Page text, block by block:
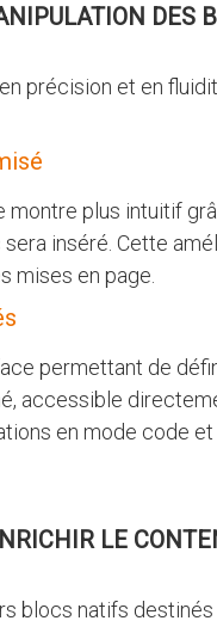
DES
précision et en
plus intuitif
sera inséré. Cette
mises en page.
permettant de
accessible
en mode code
LE
blocs natifs